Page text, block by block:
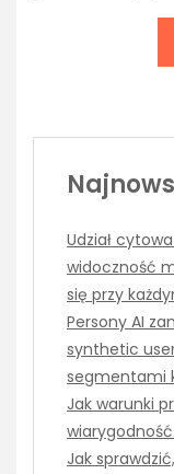
Udział
widoczność
się przy
Persony AI
synthetic
segmentami
Jak warunki
Jak